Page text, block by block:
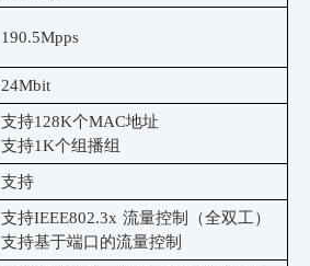
190.5Mpps
24Mbit
支持128K个MAC地址
支持1K个组播组
支持
支持IEEE802.3x 流量控制（全双工）
支持基于端口的流量控制